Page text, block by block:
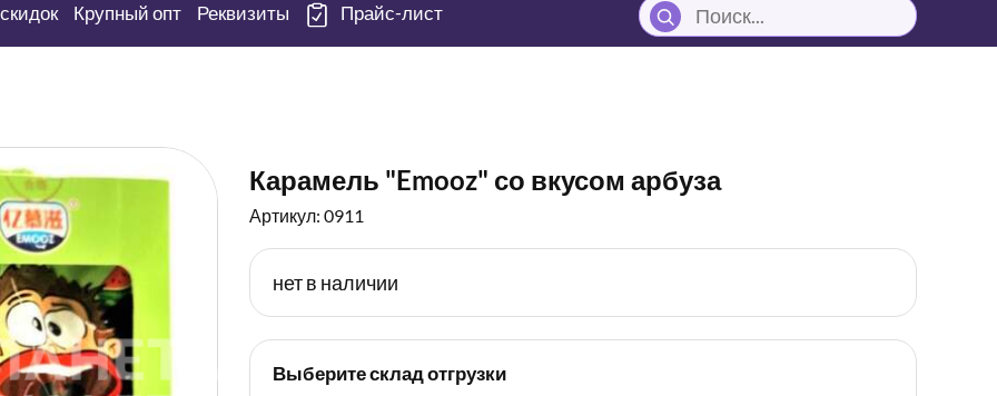
Крупный опт Реквизиты Прайс-лист
Карамель "Emooz" со вкусом арбуза
Артикул: 0911
нет в наличии
Выберите склад отгрузки